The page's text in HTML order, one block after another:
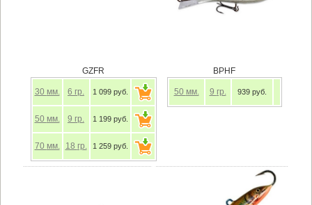
GZFR
30 мм. 6 гр. 1 099 руб.
50 мм. 9 гр. 1 199 руб.
70 мм. 18 гр. 1 259 руб.
BPHF
50 мм. 9 гр. 939 руб.